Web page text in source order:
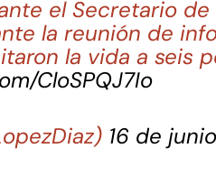
el Secretario
la reunión de
la vida a seis
CloSPQJ7Io
16 de